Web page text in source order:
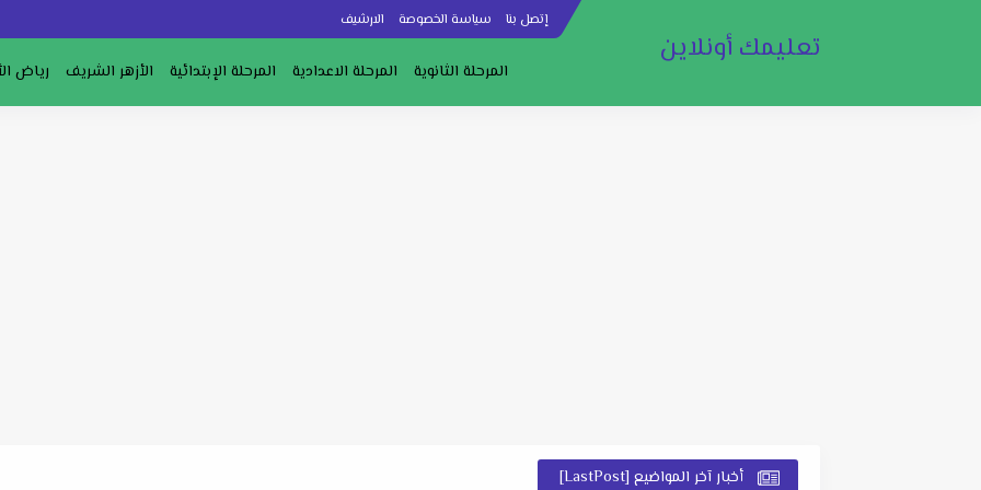
إتصل بنا سياسة الخصوصة الارشيف
تعليمك أونلاين
المرحلة الثانوية المرحلة الاعدادية المرحلة الإبتدائية الأزهر الشريف رياض
أخبار آخر المواضيع [LastPost]